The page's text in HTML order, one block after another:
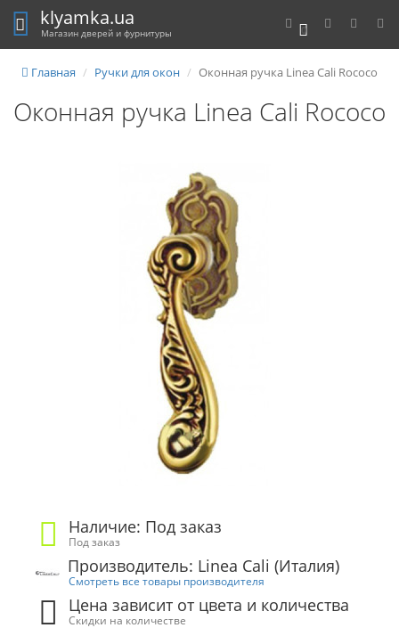
0
klyamka.ua
Магазин дверей и фурнитуры
Главная Ручки для окон Оконная ручка Linea Cali Rococo
Оконная ручка Linea Cali Rococo
Наличие: Под заказ
Под заказ
Производитель: Linea Cali (Италия)
Смотреть все товары производителя
Цена зависит от цвета и количества
Скидки на количестве